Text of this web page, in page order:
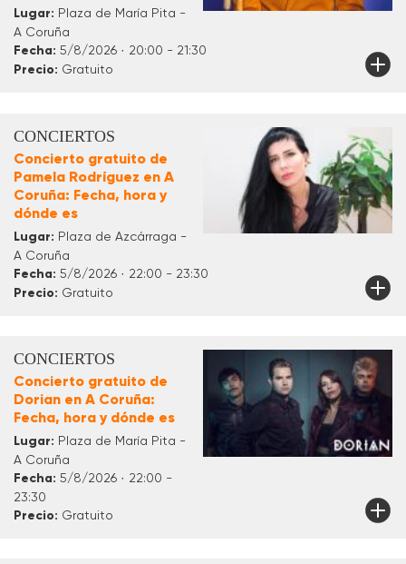
Lugar: Plaza de María Pita -
A Coruña
Fecha: 5/8/2026 · 20:00 - 21:30
Precio: Gratuito
CONCIERTOS
Concierto gratuito de
Pamela Rodríguez en A
Coruña: Fecha, hora y
dónde es
Lugar: Plaza de Azcárraga -
A Coruña
Fecha: 5/8/2026 · 22:00 - 23:30
Precio: Gratuito
CONCIERTOS
Concierto gratuito de
Dorian en A Coruña:
Fecha, hora y dónde es
Lugar: Plaza de María Pita -
A Coruña
Fecha: 5/8/2026 · 22:00 -
23:30
Precio: Gratuito